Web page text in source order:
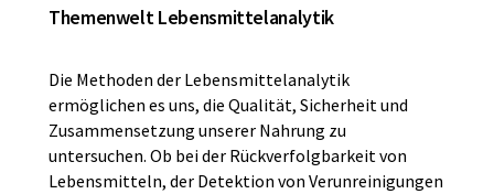
Themenwelt Lebensmittelanalytik
Die Methoden der Lebensmittelanalytik
ermöglichen es uns, die Qualität, Sicherheit und
Zusammensetzung unserer Nahrung zu
untersuchen. Ob bei der Rückverfolgbarkeit von
Lebensmitteln, der Detektion von Verunreinigungen